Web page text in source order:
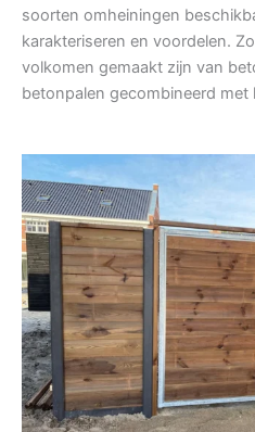
soorten omheiningen
karakteriseren en voordelen.
volkomen gemaakt zijn van
betonpalen gecombineerd